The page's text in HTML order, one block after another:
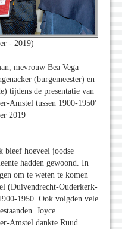
- 2019)
mevrouw Bea Vega
(burgemeester) en
tijdens de presentatie van
Amstel tussen 1900-1950'
2019
bleef hoeveel joodse
hadden gewoond. In
om te weten te komen
(Duivendrecht-Ouderkerk-
1950. Ook volgden vele
Joyce
Amstel dankte Ruud